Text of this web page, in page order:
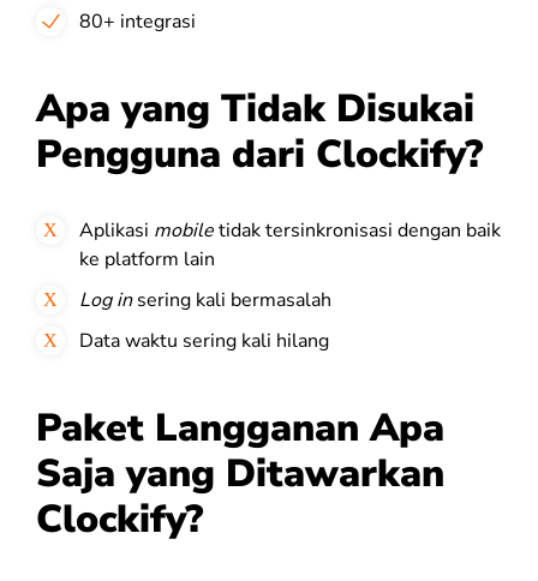
80+ integrasi
Apa yang Tidak Disukai
Pengguna dari Clockify?
Aplikasi mobiletidak tersinkronisasi dengan baik
ke platform lain
Log insering kali bermasalah
Data waktu sering kali hilang
Paket Langganan Apa
Saja yang Ditawarkan
Clockify?